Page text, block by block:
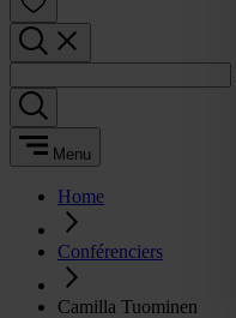
Menu
Home
Conférenciers
Camilla Tuominen